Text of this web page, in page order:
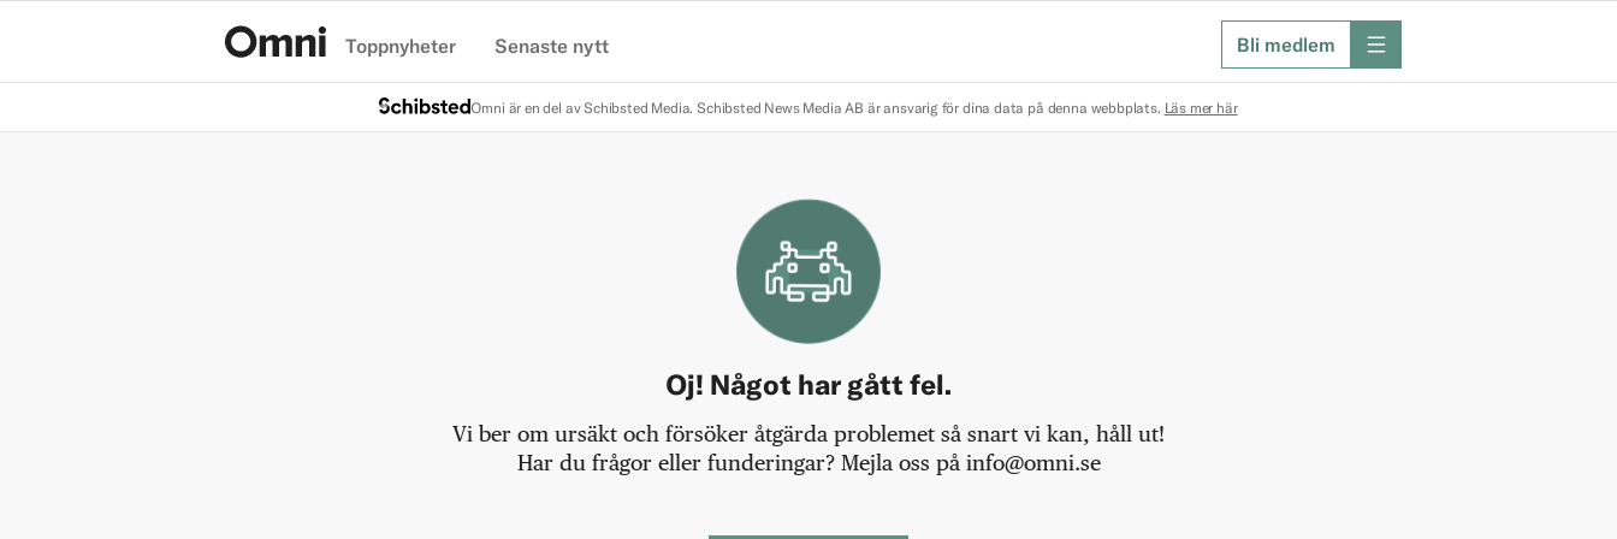
Toppnyheter Senaste nytt Bli medlem meny
Omni är en del av Schibsted Media. Schibsted News Media AB är ansvarig för dina data på denna webbplats. Läs mer här
Oj! Något har gått fel.
Vi ber om ursäkt och försöker åtgärda problemet så snart vi kan, håll ut!
Har du frågor eller funderingar? Mejla oss på info@omni.se